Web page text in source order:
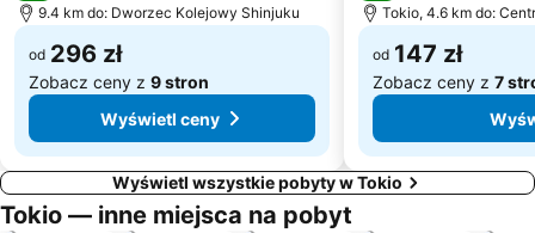
9.4 km do: Dworzec Kolejowy Shinjuku
od 296 zł
Zobacz ceny z 9 stron
Wyświetl ceny
Tokio, 4.6 km do:
od 147 zł
Zobacz ceny z 7
Wyświetl wszystkie pobyty w Tokio
Tokio — inne miejsca na pobyt